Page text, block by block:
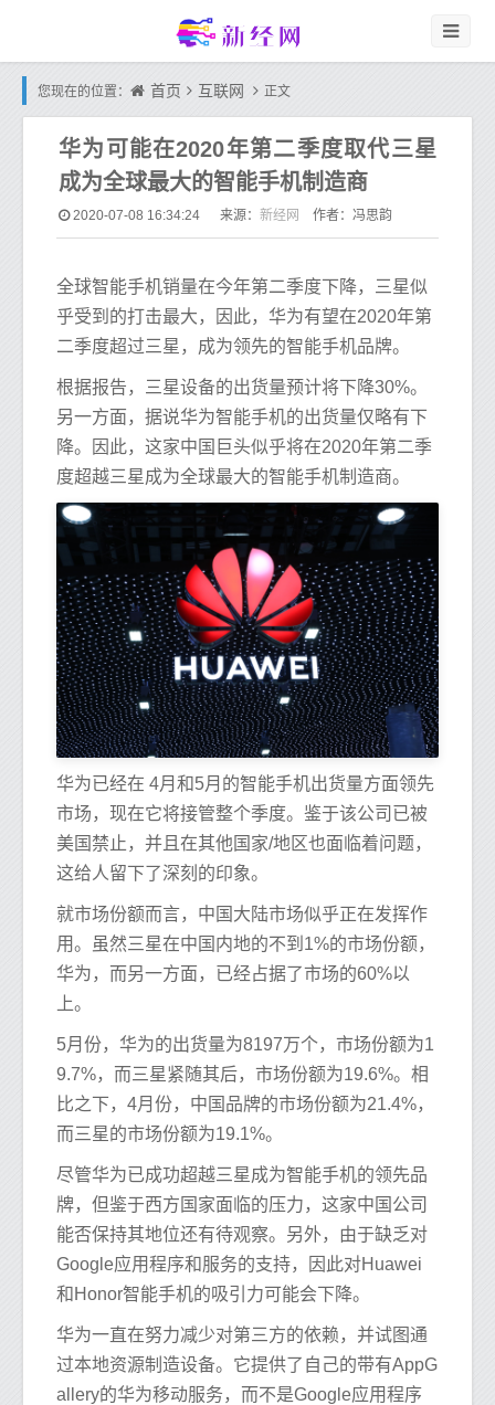
您现在的位置： 首页 互联网 正文
华为可能在2020年第二季度取代三星
成为全球最大的智能手机制造商
2020-07-08 16:34:24 来源： 新经网 作者：冯思韵
全球智能手机销量在今年第二季度下降，三星似
乎受到的打击最大，因此，华为有望在2020年第
二季度超过三星，成为领先的智能手机品牌。
根据报告，三星设备的出货量预计将下降30%。
另一方面，据说华为智能手机的出货量仅略有下
降。因此，这家中国巨头似乎将在2020年第二季
度超越三星成为全球最大的智能手机制造商。
华为已经在 4月和5月的智能手机出货量方面领先
市场，现在它将接管整个季度。鉴于该公司已被
美国禁止，并且在其他国家/地区也面临着问题，
这给人留下了深刻的印象。
就市场份额而言，中国大陆市场似乎正在发挥作
用。虽然三星在中国内地的不到1%的市场份额，
华为，而另一方面，已经占据了市场的60%以
上。
5月份，华为的出货量为8197万个，市场份额为1
9.7%，而三星紧随其后，市场份额为19.6%。相
比之下，4月份，中国品牌的市场份额为21.4%，
而三星的市场份额为19.1%。
尽管华为已成功超越三星成为智能手机的领先品
牌，但鉴于西方国家面临的压力，这家中国公司
能否保持其地位还有待观察。另外，由于缺乏对
Google应用程序和服务的支持，因此对Huawei
和Honor智能手机的吸引力可能会下降。
华为一直在努力减少对第三方的依赖，并试图通
过本地资源制造设备。它提供了自己的带有AppG
allery的华为移动服务，而不是Google应用程序